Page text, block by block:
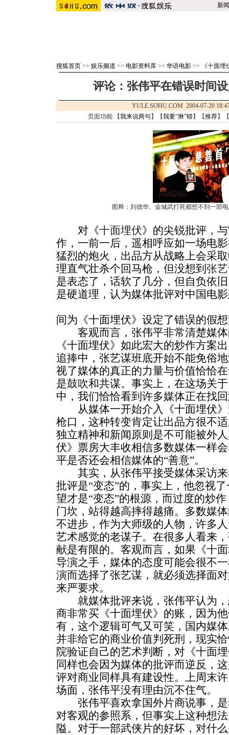
新闻
搜狐首页 >> 娱乐频道 >> 电影资料库 >> 华语电影 >> 《十面埋
评论：张伟平在错误时间
YULE.SOHU.COM 2004-07-20
页面功能 【我来说两句 】【我要“揪”错】【推荐】
图释：刘德华、金城武打死都想不到一部
对《十面埋伏》的尖锐批评，
作，一前一后，遥相呼应如一场电
猛烈的炮火，出品方从战略上会采
理直气壮杀个回马枪，但没想到 张
是表态了，话软了几分，但自负依
是硬道理，认为媒体批评对中国电
间为《十面埋伏》设定了错误的假
客观而言，张伟平非常清楚媒体
《十面埋伏》如此宏大的炒作方案
追捧中，张艺谋班底开始不能免俗
视了媒体的真正的力量与价值恰恰
是鼓吹和共谋。事实上，在这场关
中，我们恰恰看到许多媒体正在找
从媒体一开始介入《十面埋伏》
枪口，这种转变肯定让出品方很不
独立精神和新闻原则是不可能被外
伏》票房大丰收相信多数媒体一样
平是否还会相信媒体的“善意”。
其实，从张伟平接受媒体采访来
批评是“变态”的，事实上，他忽视
望才是“变态”的根源，而过度的炒
门坎，站得越高摔得越痛。多数媒
不进步，作为大师级的人物，许多
艺术感觉的老谋子。在很多人看来
献是有限的。客观而言，如果《十
导演之手，媒体的态度可能会很不
演而选择了张艺谋，就必须选择面
来严要求。
就媒体批评来说，张伟平认为，
商非常买《十面埋伏》的账，因为
有，这个逻辑可气又可笑，国内媒
并非给它的商业价值判死刑，现实
院验证自己的艺术判断，对《十面
同样也会因为媒体的批评而逆反，
评对商业同样具有建设性。上周末
场面，张伟平没有理由沉不住气。
张伟平喜欢拿国外片商说事，是
对客观的参照系，但事实上这种想
隘。对于一部武侠片的好坏，对什